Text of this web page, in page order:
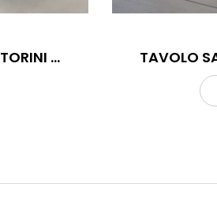
TAVOLO SANTORINI BOTTE